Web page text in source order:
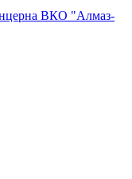
ВКО "Алмаз-